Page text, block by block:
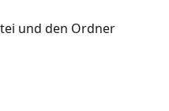
und den Ordner